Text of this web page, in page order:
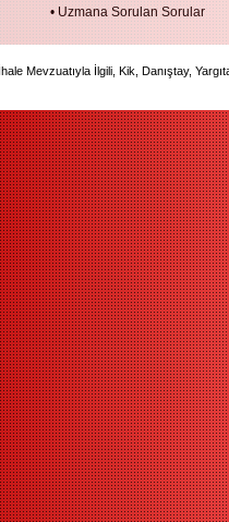
•Uzmana Sorulan Sorular
Mevzuatıyla İlgili, Kik, Danıştay,